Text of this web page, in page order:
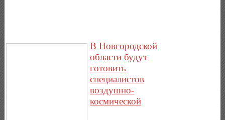
В Новгородской
области будут
готовить
специалистов
воздушно-
космической